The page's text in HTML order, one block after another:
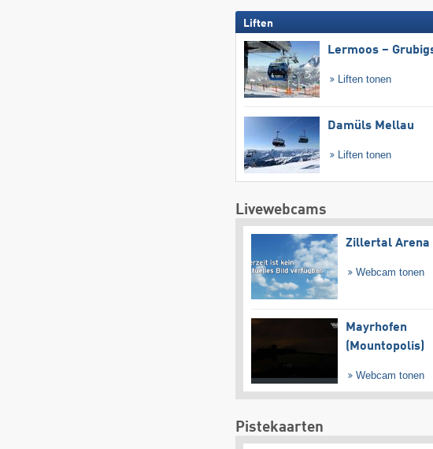
Liften
Lermoos –
Liften tonen
Damüls Mellau
Liften tonen
Livewebcams
Zillertal Arena
Webcam tonen
Mayrhofen
(Mountopolis)
Webcam tonen
Pistekaarten